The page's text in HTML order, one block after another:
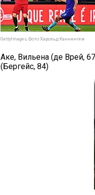
GettyImages, Фото Харольд Каннингем
Аке, Вильена (де Врей,
(Бергейс, 84)